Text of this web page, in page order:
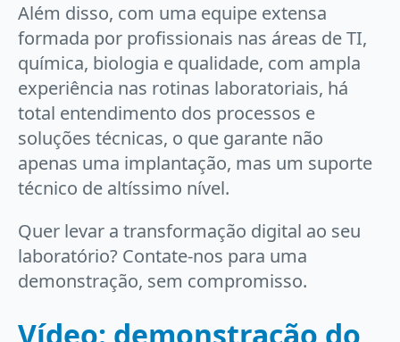
Além disso, com uma equipe extensa
formada por profissionais nas áreas de TI,
química, biologia e qualidade, com ampla
experiência nas rotinas laboratoriais, há
total entendimento dos processos e
soluções técnicas, o que garante não
apenas uma implantação, mas um suporte
técnico de altíssimo nível.
Quer levar a transformação digital ao seu
laboratório? Contate-nos para uma
demonstração, sem compromisso.
Vídeo: demonstração do